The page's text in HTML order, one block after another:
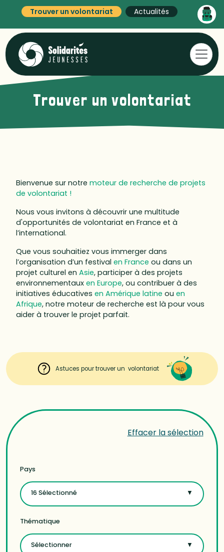
Trouver un volontariat Actualités
Trouver un volontariat
Bienvenue sur notre moteur de recherche de projets
de volontariat !
Nous vous invitons à découvrir une multitude
d'opportunités de volontariat en France et à
l’international.
Que vous souhaitiez vous immerger dans
l’organisation d’un festival en France ou dans un
projet culturel en Asie, participer à des projets
environnementaux en Europe, ou contribuer à des
initiatives éducatives en Amérique latine ou en
Afrique, notre moteur de recherche est là pour vous
aider à trouver le projet parfait.
Astuces pour trouver un volontariat
Effacer la sélection
Pays
16 Sélectionné
Thématique
Sélectionner